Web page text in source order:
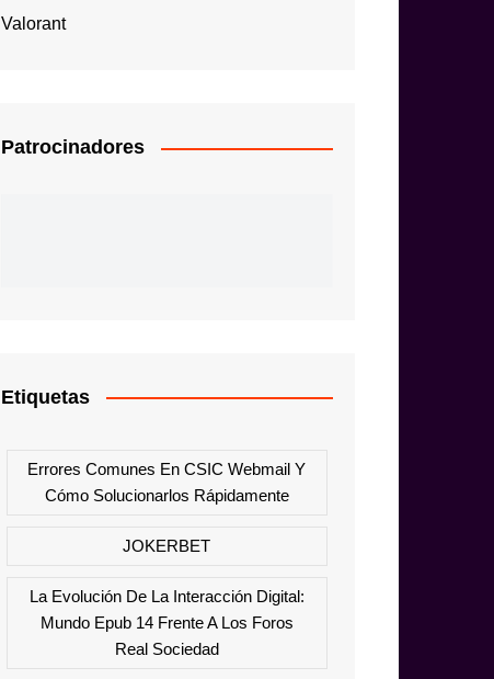
Valorant
Patrocinadores
Etiquetas
Errores Comunes En CSIC Webmail Y
Cómo Solucionarlos Rápidamente
JOKERBET
La Evolución De La Interacción Digital:
Mundo Epub 14 Frente A Los Foros
Real Sociedad